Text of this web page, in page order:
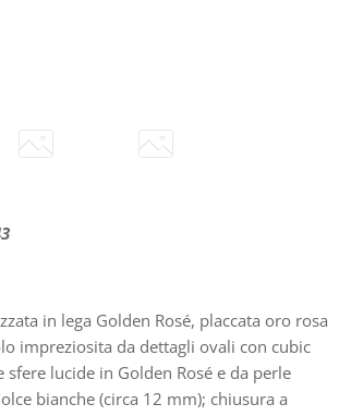
in lega Golden Rosé, placcata oro rosa
impreziosita da dettagli ovali con cubic
sfere lucide in Golden Rosé e da perle
bianche (circa 12 mm); chiusura a